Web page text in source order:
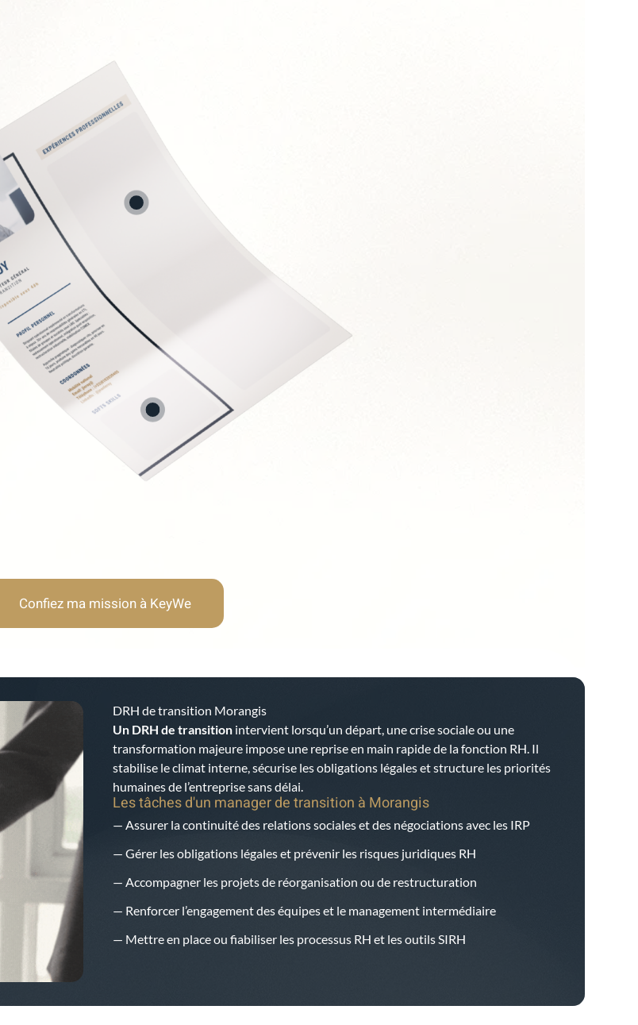
Soft Skills recherchées :
Écoute et intelligence relationnelle
Fermeté et équité
Gestion des tensions et médiation
Discrétion et confidentialité
Confiez ma mission à KeyWe
DRH de transition Morangis
Un DRH de transition intervient lorsqu’un départ, une crise sociale ou une
transformation majeure impose une reprise en main rapide de la fonction RH. Il
stabilise le climat interne, sécurise les obligations légales et structure les priorités
humaines de l’entreprise sans délai.
Les tâches d'un manager de transition à Morangis
— Assurer la continuité des relations sociales et des négociations avec les IRP
— Gérer les obligations légales et prévenir les risques juridiques RH
— Accompagner les projets de réorganisation ou de restructuration
— Renforcer l’engagement des équipes et le management intermédiaire
— Mettre en place ou fiabiliser les processus RH et les outils SIRH